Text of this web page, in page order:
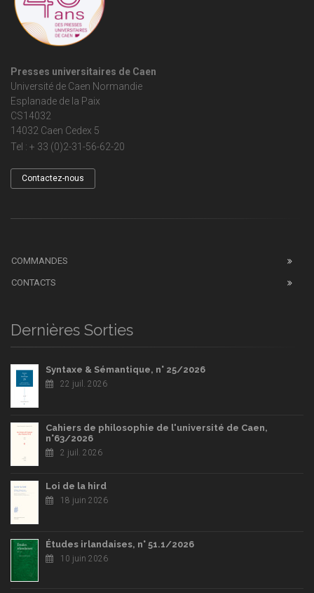
Presses universitaires de Caen
Université de Caen Normandie
Esplanade de la Paix
CS14032
14032 Caen Cedex 5
Tel : + 33 (0)2-31-56-62-20
Contactez-nous
COMMANDES
CONTACTS
Dernières Sorties
Syntaxe & Sémantique, n° 25/2026
22 juil. 2026
Cahiers de philosophie de l'université de Caen,
n°63/2026
2 juil. 2026
Loi de la hird
18 juin 2026
Études irlandaises, n° 51.1/2026
10 juin 2026